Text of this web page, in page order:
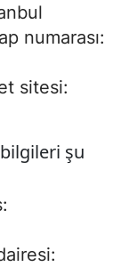
numarası:
sitesi:
şu